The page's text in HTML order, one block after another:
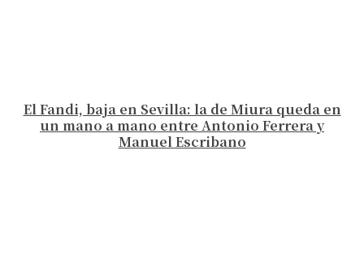
El Fandi, baja en Sevilla: la de Miura queda en
un mano a mano entre Antonio Ferrera y
Manuel Escribano